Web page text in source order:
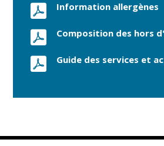
Information allergènes
Composition des hors
Guide des services et